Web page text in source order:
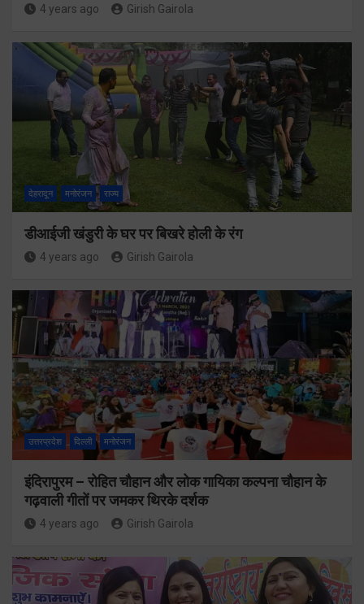
4 years ago Girish Gairola
देहरादून मनोरंजन राज्य
डीआईजी खंडुरी के घर पर बिखरे होली के रंग
4 years ago Girish Gairola
उत्तरप्रदेश दिल्ली मनोरंजन
इंदिरापुरम – रोहित चौहान और लोक गायिका कल्पना चौहान के
गढ़वाली गीतों पर जमकर थिरके दर्शक
4 years ago Girish Gairola